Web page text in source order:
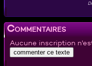
Commentaires
Aucune inscription